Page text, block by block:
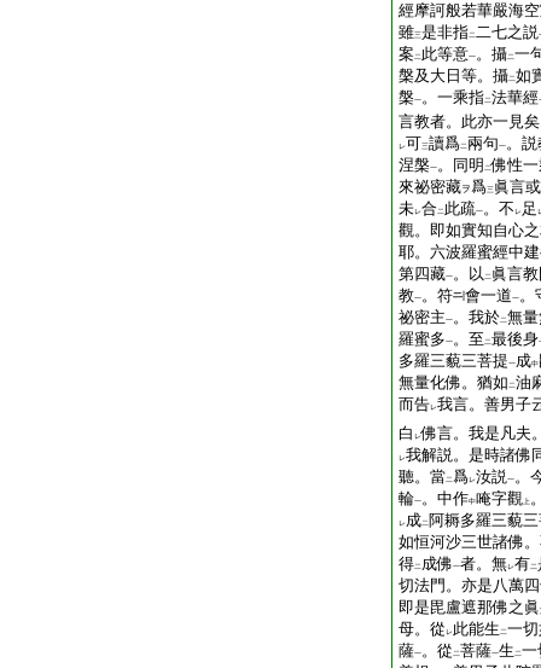
經摩訶般若華嚴海
雖三是非指二二七之説
案二 此等意一。攝二一
槃及大日等。攝二如
槃一。一乘指二法華經
言教者。此亦一見
レ可三讀爲二兩句一。
涅槃一。同明 二佛性
來祕密藏ヲ爲三眞言
未レ合二 此疏一。不 レ足
觀。即如實知自心
耶。六波羅蜜經中建
第四藏一。以 二 眞言
教一。符 會一道一。
祕密主一。我於二無
羅蜜多一。至 二最後身
多羅三藐三菩提一成中
無量化佛。猶如 二油
而告レ我言。善男子
白 レ佛言。我是凡夫
レ我解説。是時諸佛
聽。當二爲レ汝説一。
輪一。中作中唵字觀 上
レ成二 阿耨多羅三藐
如恒河沙三世諸佛
得二 成佛一者。無レ有二
切法門。亦是八萬
即是毘盧遮那佛之
母。從 レ此能生 二一
薩一。從 二菩薩一生 二一